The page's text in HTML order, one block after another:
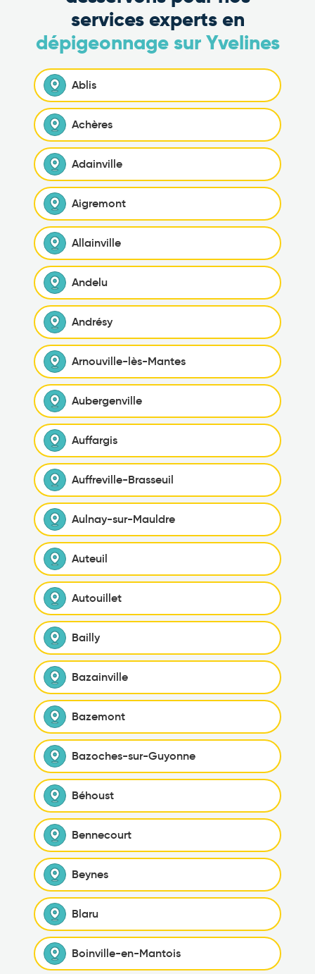
services experts en
dépigeonnage sur Yvelines
Ablis
Achères
Adainville
Aigremont
Allainville
Andelu
Andrésy
Arnouville-lès-Mantes
Aubergenville
Auffargis
Auffreville-Brasseuil
Aulnay-sur-Mauldre
Auteuil
Autouillet
Bailly
Bazainville
Bazemont
Bazoches-sur-Guyonne
Béhoust
Bennecourt
Beynes
Blaru
Boinville-en-Mantois